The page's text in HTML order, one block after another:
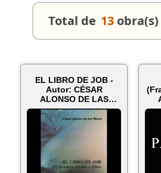
Total de 13
EL LIBRO DE JOB -
Autor: CÉSAR
ALONSO DE LAS
HERAS - Año 1998